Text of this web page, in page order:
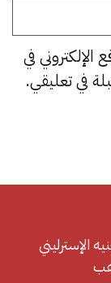
في
في تعليقي.
الإسترليني